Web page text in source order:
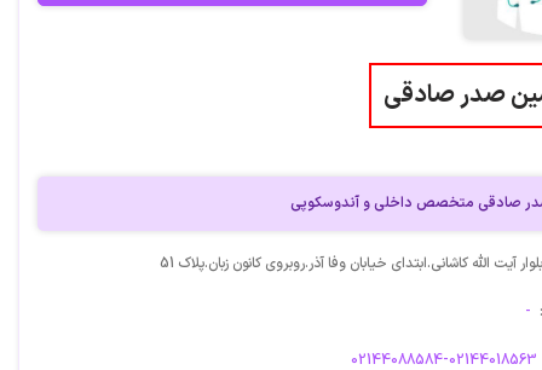
صدر صادقی
صادقی متخصص داخلی و آندوسکوپی
آیت الله کاشانی.ابتدای خیابان وفا آذر.روبروی کانون زبان.پلاک 51
-
02144088584-02144018563